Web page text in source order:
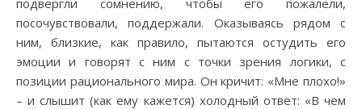
подвергли сомнению, чтобы его пожалели,
посочувствовали, поддержали. Оказываясь рядом с
ним, близкие, как правило, пытаются остудить его
эмоции и говорят с ним с точки зрения логики, с
позиции рационального мира. Он кричит: «Мне плохо!»
– и слышит (как ему кажется) холодный ответ: «В чем